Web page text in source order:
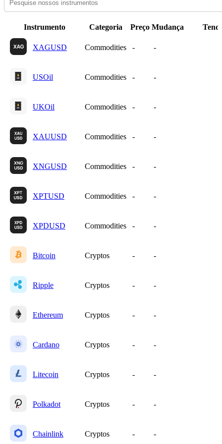
Instrumento Categoria Preço Mudança
XAGUSD Commodities - -
USOil Commodities - -
UKOil Commodities - -
XAUUSD Commodities - -
XNGUSD Commodities - -
XPTUSD Commodities - -
XPDUSD Commodities - -
Bitcoin Cryptos - -
Ripple Cryptos - -
Ethereum Cryptos - -
Cardano Cryptos - -
Litecoin Cryptos - -
Polkadot Cryptos - -
Chainlink Cryptos - -